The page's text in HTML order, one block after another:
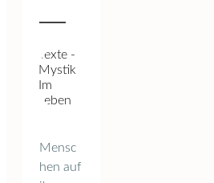
Mensc
hen auf